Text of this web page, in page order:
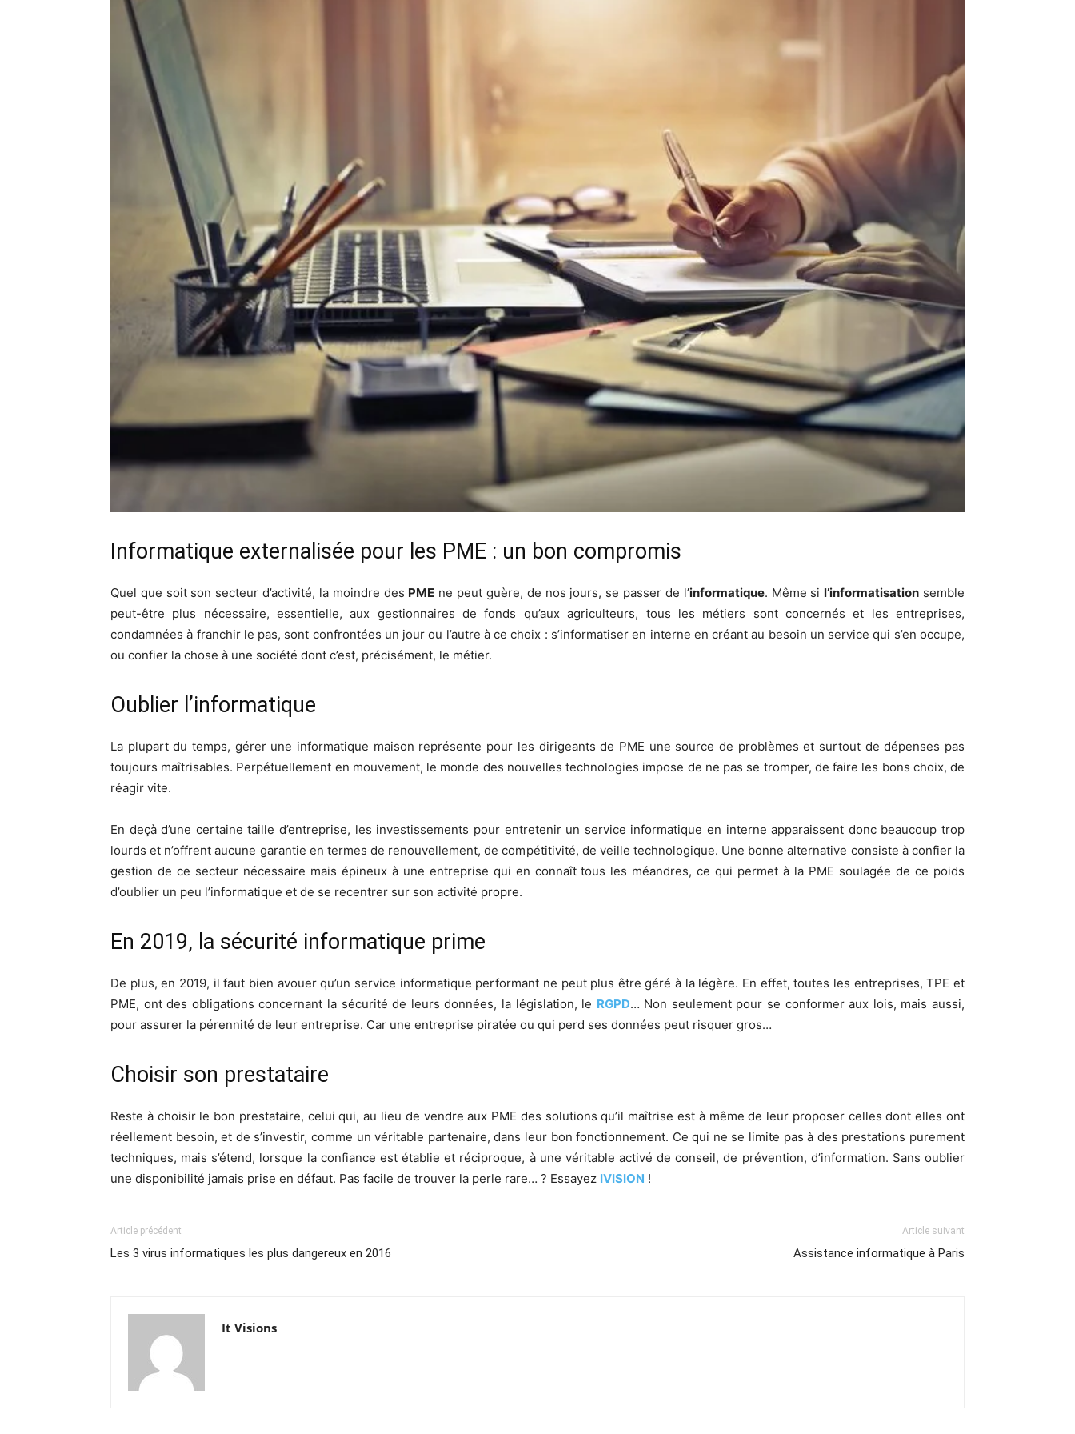
Informatique externalisée pour les PME : un bon compromis
Quel que soit son secteur d’activité, la moindre des PME ne peut guère, de nos jours, se passer de l’informatique. Même sil’informatisation semble
peut-être plus nécessaire, essentielle, aux gestionnaires de fonds qu’aux agriculteurs, tous les métiers sont concernés et les entreprises,
condamnées à franchir le pas, sont confrontées un jour ou l’autre à ce choix : s’informatiser en interne en créant au besoin un service qui s’en occupe,
ou confier la chose à une société dont c’est, précisément, le métier.
Oublier l’informatique
La plupart du temps, gérer une informatique maison représente pour les dirigeants de PME une source de problèmes et surtout de dépenses pas
toujours maîtrisables. Perpétuellement en mouvement, le monde des nouvelles technologies impose de ne pas se tromper, de faire les bons choix, de
réagir vite.
En deçà d’une certaine taille d’entreprise, les investissements pour entretenir un service informatique en interne apparaissent donc beaucoup trop
lourds et n’offrent aucune garantie en termes de renouvellement, de compétitivité, de veille technologique. Une bonne alternative consiste à confier la
gestion de ce secteur nécessaire mais épineux à une entreprise qui en connaît tous les méandres, ce qui permet à la PME soulagée de ce poids
d’oublier un peu l’informatique et de se recentrer sur son activité propre.
En 2019, la sécurité informatique prime
De plus, en 2019, il faut bien avouer qu’un service informatique performant ne peut plus être géré à la légère. En effet, toutes les entreprises, TPE et
PME, ont des obligations concernant la sécurité de leurs données, la législation, le RGPD… Non seulement pour se conformer aux lois, mais aussi,
pour assurer la pérennité de leur entreprise. Car une entreprise piratée ou qui perd ses données peut risquer gros…
Choisir son prestataire
Reste à choisir le bon prestataire, celui qui, au lieu de vendre aux PME des solutions qu’il maîtrise est à même de leur proposer celles dont elles ont
réellement besoin, et de s’investir, comme un véritable partenaire, dans leur bon fonctionnement. Ce qui ne se limite pas à des prestations purement
techniques, mais s’étend, lorsque la confiance est établie et réciproque, à une véritable activé de conseil, de prévention, d’information. Sans oublier
une disponibilité jamais prise en défaut. Pas facile de trouver la perle rare… ? Essayez IVISION !
Article précédent
Les 3 virus informatiques les plus dangereux en 2016
Article suivant
Assistance informatique à Paris
It Visions